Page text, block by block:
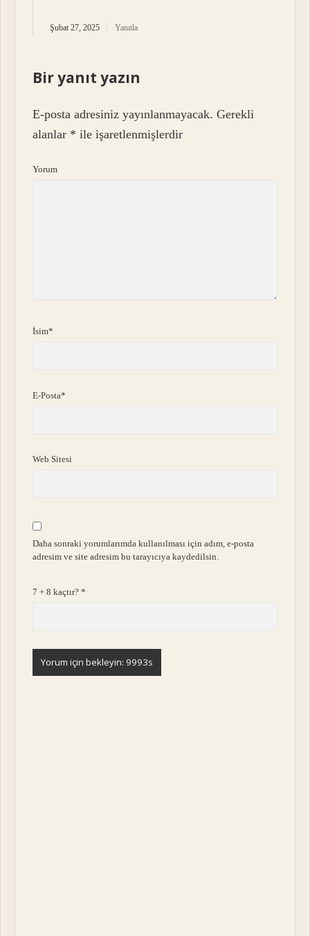
Şubat 27, 2025 Yanıtla
Bir yanıt yazın
E-posta adresiniz yayınlanmayacak. Gerekli
alanlar * ile işaretlenmişlerdir
Yorum
İsim*
E-Posta*
Web Sitesi
Daha sonraki yorumlarımda kullanılması için adım, e-posta
adresim ve site adresim bu tarayıcıya kaydedilsin.
7 + 8 kaçtır?*